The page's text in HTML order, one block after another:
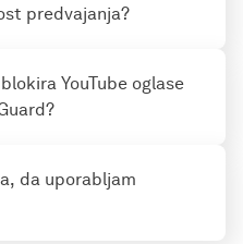
predvajanja?
YouTube oglase
da uporabljam